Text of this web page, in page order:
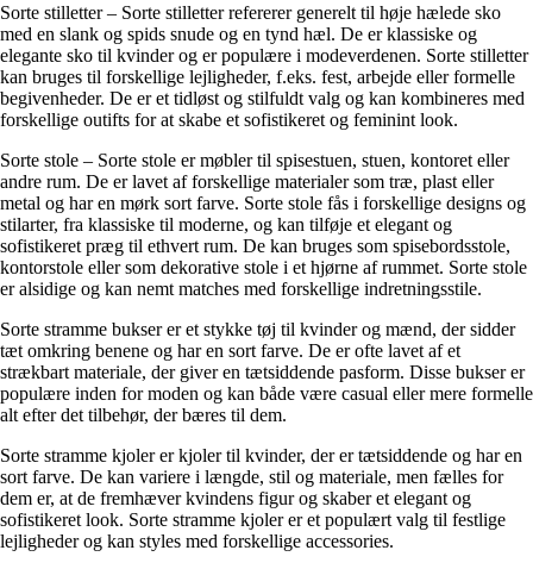
Sorte stilletter – Sorte stilletter refererer generelt til høje hælede sko
med en slank og spids snude og en tynd hæl. De er klassiske og
elegante sko til kvinder og er populære i modeverdenen. Sorte stilletter
kan bruges til forskellige lejligheder, f.eks. fest, arbejde eller formelle
begivenheder. De er et tidløst og stilfuldt valg og kan kombineres med
forskellige outifts for at skabe et sofistikeret og feminint look.
Sorte stole – Sorte stole er møbler til spisestuen, stuen, kontoret eller
andre rum. De er lavet af forskellige materialer som træ, plast eller
metal og har en mørk sort farve. Sorte stole fås i forskellige designs og
stilarter, fra klassiske til moderne, og kan tilføje et elegant og
sofistikeret præg til ethvert rum. De kan bruges som spisebordsstole,
kontorstole eller som dekorative stole i et hjørne af rummet. Sorte stole
er alsidige og kan nemt matches med forskellige indretningsstile.
Sorte stramme bukser er et stykke tøj til kvinder og mænd, der sidder
tæt omkring benene og har en sort farve. De er ofte lavet af et
strækbart materiale, der giver en tætsiddende pasform. Disse bukser er
populære inden for moden og kan både være casual eller mere formelle
alt efter det tilbehør, der bæres til dem.
Sorte stramme kjoler er kjoler til kvinder, der er tætsiddende og har en
sort farve. De kan variere i længde, stil og materiale, men fælles for
dem er, at de fremhæver kvindens figur og skaber et elegant og
sofistikeret look. Sorte stramme kjoler er et populært valg til festlige
lejligheder og kan styles med forskellige accessories.